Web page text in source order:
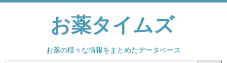
お薬タイムズ
お薬の様々な情報をまとめたデータベース